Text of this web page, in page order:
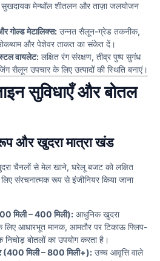
सुखदायक मेन्थॉल शीतलन और ताज़ा जलयोजन
गोल्ड मेटालिक्स: उन्नत सैलून-ग्रेड तकनीक,
और पेशेवर ताकत का संकेत दें।
वायलेट: लक्षित रंग संरक्षण, तीव्र पुष्प सुगंध
सैलून उपचार के लिए उत्पादों की स्थिति बनाएं।
सुविधाएँ और बोतल
और खुदरा मात्रा खंड
चैनलों से मेल खाने, घरेलू बजट को लक्षित
संरचनात्मक रूप से इंजीनियर किया जाना
मिली – 400 मिली): आधुनिक खुदरा
के लिए आधारभूत मानक, आमतौर पर टिकाऊ फ्लिप-
निचोड़ बोतलों का उपयोग करता है।
(400 मिली – 800 मिली+): उच्च आवृत्ति वाले